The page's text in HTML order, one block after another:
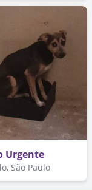
Urgente
São Paulo